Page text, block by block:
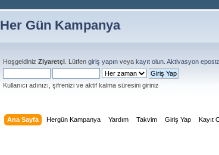
Her Gün Kampanya
Hoşgeldiniz Ziyaretçi . Lütfen giriş yapın veya kayıt olun Aktivasyon
Kullanıcı adınızı, şifrenizi ve aktif kalma süresini giriniz
Ana Sayfa Hergün Kampanya Yardım Takvim Giriş Yap Kayıt